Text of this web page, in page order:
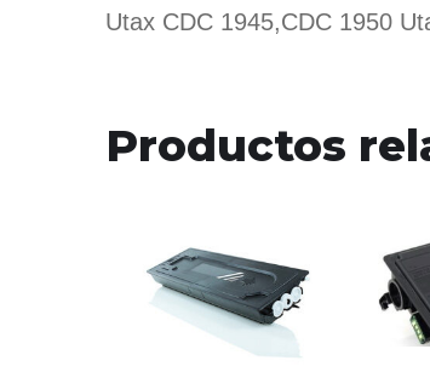
Utax CDC 1945,CDC 1950
Productos